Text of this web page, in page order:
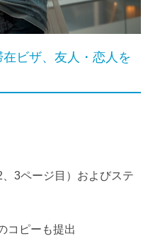
在ビザ、友人・恋人を
3ページ目）およびステ
コピーも提出